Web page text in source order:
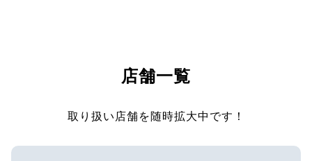
店舗一覧
取り扱い店舗を随時拡大中です！